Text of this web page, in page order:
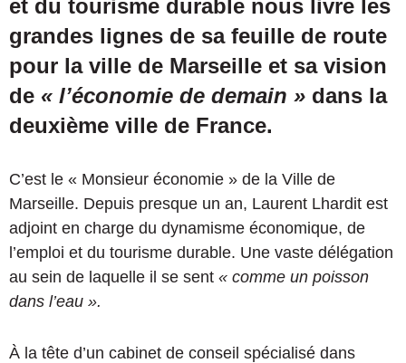
et du tourisme durable nous livre les
grandes lignes de sa feuille de route
pour la ville de Marseille et sa vision
de « l’économie de demain » dans la
deuxième ville de France.
C’est le « Monsieur économie » de la Ville de
Marseille. Depuis presque un an, Laurent Lhardit est
adjoint en charge du dynamisme économique, de
l’emploi et du tourisme durable. Une vaste délégation
au sein de laquelle il se sent « comme un poisson
dans l’eau ».
À la tête d’un cabinet de conseil spécialisé dans